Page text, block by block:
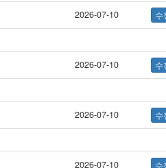
2026-07-10
2026-07-10
2026-07-10
2026-07-10